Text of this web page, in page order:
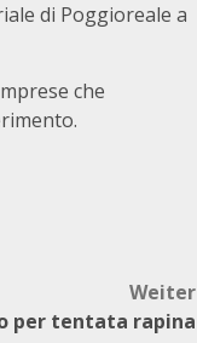
di Poggioreale a
che
Weiter
per tentata rapina